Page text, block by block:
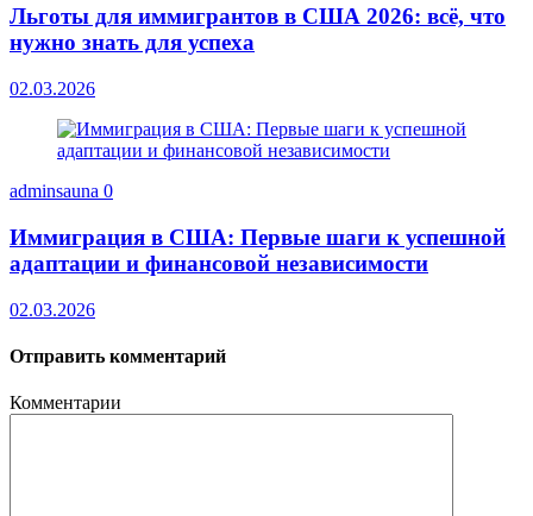
Льготы для иммигрантов в США 2026: всё, что
нужно знать для успеха
02.03.2026
adminsauna 0
Иммиграция в США: Первые шаги к успешной
адаптации и финансовой независимости
02.03.2026
Отправить комментарий
Комментарии